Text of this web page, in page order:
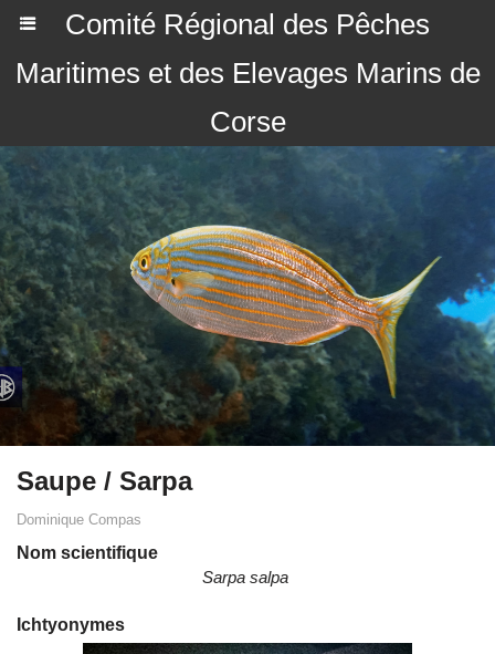
Comité Régional des Pêches
Maritimes et des Elevages Marins de
Corse
Saupe / Sarpa
Dominique Compas
Nom scientifique
Sarpa salpa
Ichtyonymes